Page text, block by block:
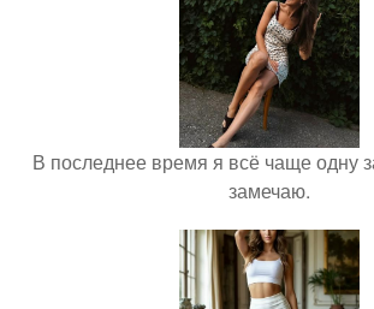
В последнее время я всё чаще одну
замечаю.